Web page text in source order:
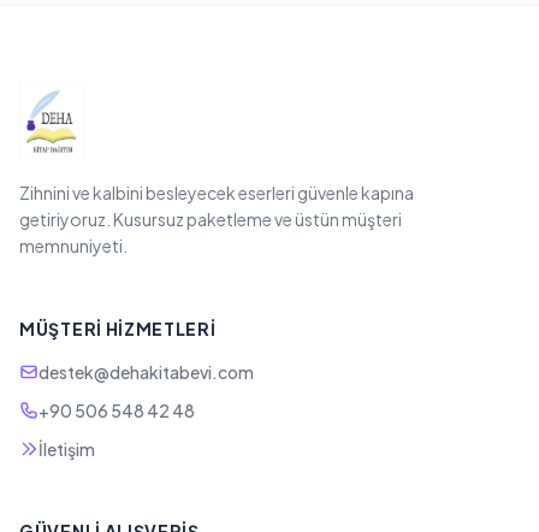
Zihnini ve kalbini besleyecek eserleri güvenle kapına
getiriyoruz. Kusursuz paketleme ve üstün müşteri
memnuniyeti.
MÜŞTERI HIZMETLERI
destek@dehakitabevi.com
+90 506 548 42 48
İletişim